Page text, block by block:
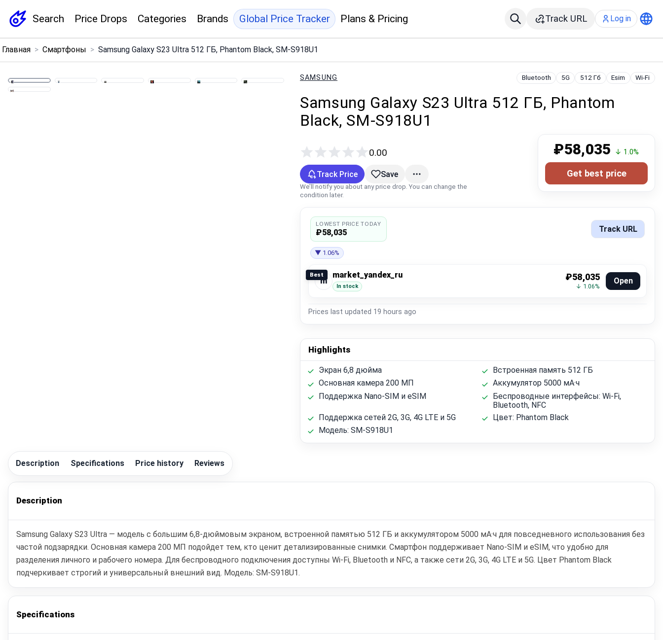
Search Price Drops Categories Brands Global Price Tracker Plans & Pricing Track URL Log in
Menu ×
Home
Главная > Смартфоны > Samsung Galaxy S23 Ultra 512 ГБ, Phantom Black, SM-S918U1
SAMSUNG Bluetooth 5G 512 Гб Esim Wi-Fi
Samsung Galaxy S23 Ultra 512 ГБ, Phantom
Black, SM-S918U1
0.00 ₽58,035 ↓ 1.0%
Get best price
Track Price
We’ll notify you about any price drop. You can change the
condition later.
Save
LOWEST PRICE TODAY
₽58,035 Track URL
▼ 1.06%
Best
m
market_yandex_ru
In stock
₽58,035
↓ 1.06%
Open
Prices last updated 19 hours ago
Highlights
Экран 6,8 дюйма
Встроенная память 512 ГБ
Основная камера 200 МП
Аккумулятор 5000 мА·ч
Поддержка Nano-SIM и eSIM
Беспроводные интерфейсы: Wi‑Fi,
Bluetooth, NFC
Поддержка сетей 2G, 3G, 4G LTE и 5G
Цвет: Phantom Black
Модель: SM-S918U1
Description Specifications Price history Reviews
Description
Samsung Galaxy S23 Ultra — модель с большим 6,8-дюймовым экраном, встроенной памятью 512 ГБ и аккумулятором 5000 мА·ч для повседневного использования без
частой подзарядки. Основная камера 200 МП подойдет тем, кто ценит детализированные снимки. Смартфон поддерживает Nano-SIM и eSIM, что удобно для
разделения личного и рабочего номера. Для беспроводного подключения доступны Wi‑Fi, Bluetooth и NFC, а также сети 2G, 3G, 4G LTE и 5G. Цвет Phantom Black
подчеркивает строгий и универсальный внешний вид. Модель: SM-S918U1.
Specifications